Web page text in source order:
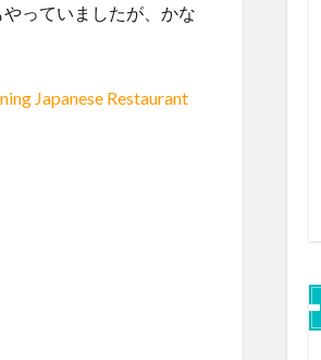
っていましたが、かな
Japanese Restaurant